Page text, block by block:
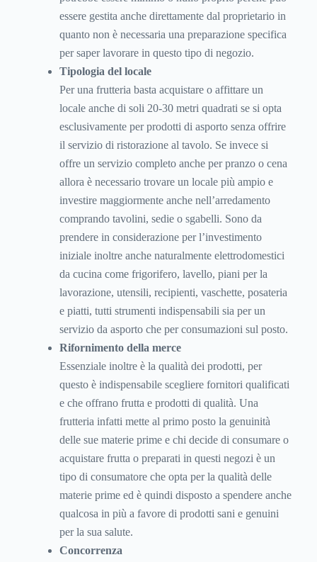
essere gestita anche direttamente dal proprietario in
quanto non è necessaria una preparazione specifica
per saper lavorare in questo tipo di negozio.
Tipologia del locale
Per una frutteria basta acquistare o affittare un
locale anche di soli 20-30 metri quadrati se si opta
esclusivamente per prodotti di asporto senza offrire
il servizio di ristorazione al tavolo. Se invece si
offre un servizio completo anche per pranzo o cena
allora è necessario trovare un locale più ampio e
investire maggiormente anche nell’arredamento
comprando tavolini, sedie o sgabelli. Sono da
prendere in considerazione per l’investimento
iniziale inoltre anche naturalmente elettrodomestici
da cucina come frigorifero, lavello, piani per la
lavorazione, utensili, recipienti, vaschette, posateria
e piatti, tutti strumenti indispensabili sia per un
servizio da asporto che per consumazioni sul posto.
Rifornimento della merce
Essenziale inoltre è la qualità dei prodotti, per
questo è indispensabile scegliere fornitori qualificati
e che offrano frutta e prodotti di qualità. Una
frutteria infatti mette al primo posto la genuinità
delle sue materie prime e chi decide di consumare o
acquistare frutta o preparati in questi negozi è un
tipo di consumatore che opta per la qualità delle
materie prime ed è quindi disposto a spendere anche
qualcosa in più a favore di prodotti sani e genuini
per la sua salute.
Concorrenza